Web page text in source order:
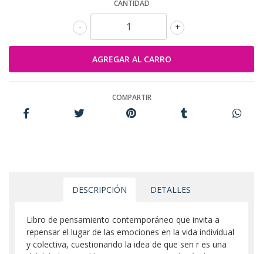
CANTIDAD
+
-
COMPARTIR
DESCRIPCIÓN DETALLES
Libro de pensamiento contemporáneo que invita a
repensar el lugar de las emociones en la vida individual
y colectiva, cuestionando la idea de que sen r es una